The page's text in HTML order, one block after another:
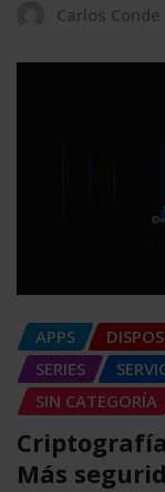
Carlos Conde
APPS
SERIES
SIN CATEGORÍA
Más